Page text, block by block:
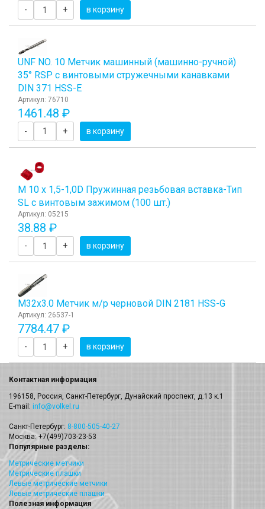
- + в корзину
UNF NO. 10 Метчик машинный (машинно-ручной)
35° RSP с винтовыми стружечными канавками
DIN 371 HSS-E
Артикул: 76710
1461.48 ₽
- + в корзину
М 10 х 1,5-1,0D Пружинная резьбовая вставка-Тип
SL с винтовым зажимом (100 шт.)
Артикул: 05215
38.88 ₽
- + в корзину
М32x3.0 Метчик м/р черновой DIN 2181 HSS-G
Артикул: 26537-1
7784.47 ₽
- + в корзину
Контактная информация
196158, Россия, Санкт-Петербург, Дунайский проспект, д.13 к.1
E-mail: info@volkel.ru
Санкт-Петербург: 8-800-505-40-27
Москва: +7(499)703-23-53
Популярные разделы:
Метрические метчики
Метрические плашки
Левые метрические метчики
Левые метрические плашки
Полезная информация